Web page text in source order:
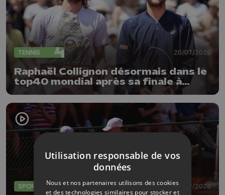
TENNIS 20/07/2026
Raphaël Collignon désormais dans le
top40 mondial après sa finale à
SPORTS 13/07/2026
Utilisation responsable de vos
données
Nous et nos partenaires utilisons des cookies
et des technologies similaires pour stocker et